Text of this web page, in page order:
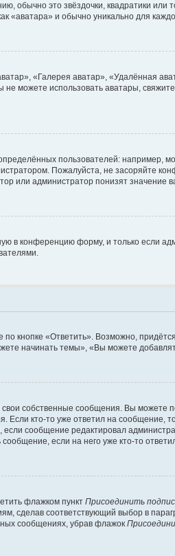
обычно это звёздочки, квадратики или
«аватара» и обычно уникально для
«Галерея аватар», «Удалённая
можете использовать аватары,
пользователей: например,
Пожалуйста, не засоряйте
или администратор понизят значение
в конференцию форму, и только если
кнопке «Ответить». Возможно,
начинать темы», «Вы можете
собственные сообщения. Вы можете
Если кто-то уже ответил на сообщение,
сообщение редактировал
если на него уже кто-то
флажком пункт Присоединить
сделав соответствующий выбор в
сообщениях, убрав флажок